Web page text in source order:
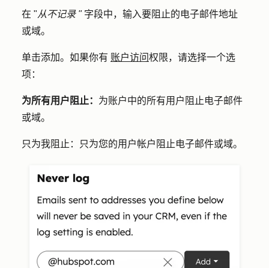
在 "从不记录 " 字段中，输入要阻止的电子邮件地址
或域。
单击添加。如果你有 账户访问权限，请选择一个选
项：
为所有用户阻止： 为账户中的所有用户阻止电子邮件
或域。
只为我阻止： 只为您的用户帐户阻止电子邮件或域。